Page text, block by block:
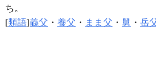
ち。
[類語]義父 ・ 養父 ・ まま父 ・ 舅 ・ 岳